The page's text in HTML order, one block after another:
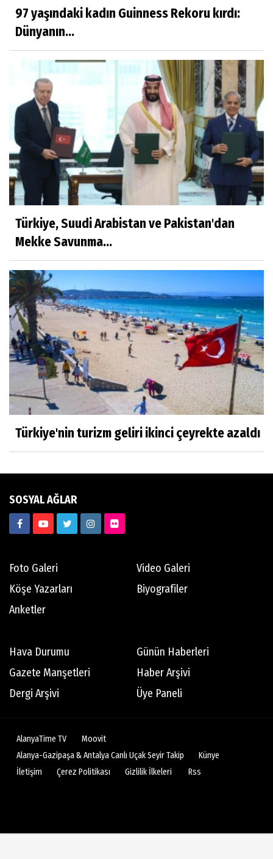
Ayşenur Dere
MUCİZEYE GEREK YOK, SAĞLIKLI
BESLENMEK ASLINDA ÇOK KOLAY!
Murat Kayacan
NEDEN GAYRİMENKUL DANIŞMANLIK
HİZMETİ ALMALIYIZ?
Mustafa Topal
VİCDANLARIMIZ KİRLENMESİN
Mustafa Şahin
DEĞERLERİMİZ
Saadet Gül Göksu
TARİFİ NE MÜMKÜN, YÜREKLİ AŞKLARA….
Oğuz Korum
'BEN TİLLO KUŞUNUN YAVRUSUYUM'
Sanem Zorlutuna
SÖZ BÜYÜDÜR
Savaşkan İlmak
Motorcunun Yol Notları
Yıl 2023 Küresel ekonominin geleceği
Abdullah Tuncer
97 yaşındaki kadın Guinness Rekoru kırdı:
Dünyanın...
Türkiye, Suudi Arabistan ve Pakistan'dan
Mekke Savunma...
Türkiye'nin turizm geliri ikinci çeyrekte azaldı
SOSYAL AĞLAR
Foto Galeri
Video Galeri
Köşe Yazarları
Biyografiler
Anketler
Hava Durumu
Günün Haberleri
Gazete Manşetleri
Haber Arşivi
Dergi Arşivi
Üye Paneli
AlanyaTime TV
Moovit
Alanya-Gazipaşa & Antalya Canlı Uçak Seyir Takip
Künye
İletişim
Çerez Politikası Gizlilik İlkeleri Rss